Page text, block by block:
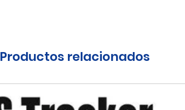
Productos relacionados